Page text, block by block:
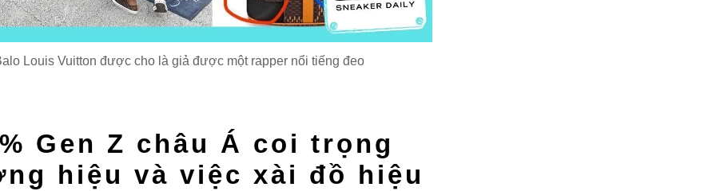
Louis Vuitton được cho là giả được một rapper nổi tiếng đeo
Gen Z châu Á coi trọng
hiệu và việc xài đồ hiệu